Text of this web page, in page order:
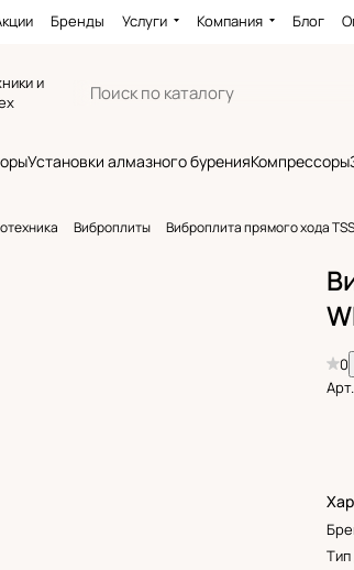
Бренды Услуги Компания Блог
и
Установки алмазного буренияКомпрессоры
Виброплиты Виброплита прямого хода
0
Тип